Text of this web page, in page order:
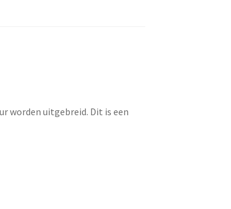
worden uitgebreid. Dit is een